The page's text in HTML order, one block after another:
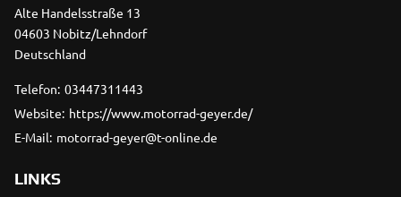
Alte Handelsstraße 13
04603 Nobitz/Lehndorf
Deutschland
Telefon: 03447311443
Website: https://www.motorrad-geyer.de/
E-Mail: motorrad-geyer@t-online.de
LINKS